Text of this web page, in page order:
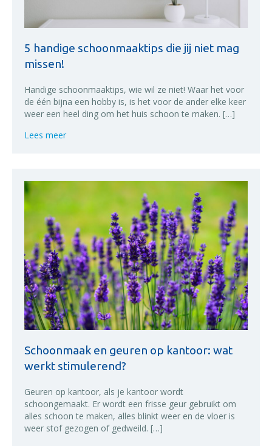
5 handige schoonmaaktips die jij niet mag
missen!
Handige schoonmaaktips, wie wil ze niet! Waar het voor
de één bijna een hobby is, is het voor de ander elke keer
weer een heel ding om het huis schoon te maken. […]
Lees meerabout 5 handige schoonmaaktips die jij niet mag
Schoonmaak en geuren op kantoor: wat
werkt stimulerend?
Geuren op kantoor, als je kantoor wordt
schoongemaakt. Er wordt een frisse geur gebruikt om
alles schoon te maken, alles blinkt weer en de vloer is
weer stof gezogen of gedweild. […]